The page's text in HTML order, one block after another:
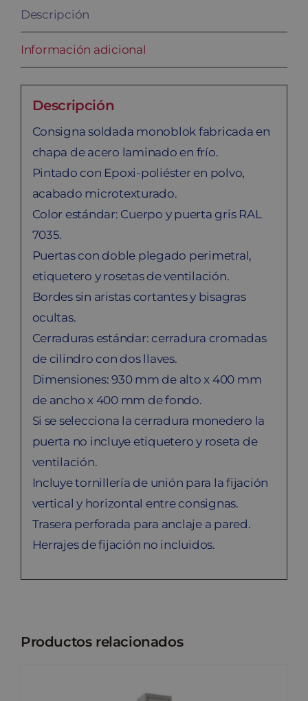
Descripción
Información adicional
Descripción
Consigna soldada monoblok fabricada en
chapa de acero laminado en frío.
Pintado con Epoxi-poliéster en polvo,
acabado microtexturado.
Color estándar: Cuerpo y puerta gris RAL
7035.
Puertas con doble plegado perimetral,
etiquetero y rosetas de ventilación.
Bordes sin aristas cortantes y bisagras
ocultas.
Cerraduras estándar: cerradura cromadas
de cilindro con dos llaves.
Dimensiones: 930 mm de alto x 400 mm
de ancho x 400 mm de fondo.
Si se selecciona la cerradura monedero la
puerta no incluye etiquetero y roseta de
ventilación.
Incluye tornillería de unión para la fijación
vertical y horizontal entre consignas.
Trasera perforada para anclaje a pared.
Herrajes de fijación no incluidos.
Productos relacionados